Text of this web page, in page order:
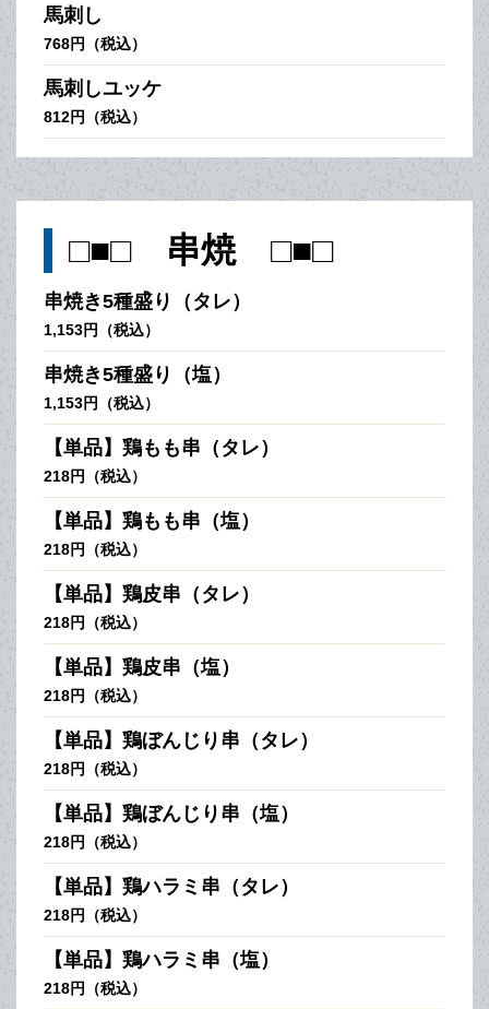
馬刺し
768円（税込）
馬刺しユッケ
812円（税込）
□■□ 串焼 □■□
串焼き5種盛り（タレ）
1,153円（税込）
串焼き5種盛り（塩）
1,153円（税込）
【単品】鶏もも串（タレ）
218円（税込）
【単品】鶏もも串（塩）
218円（税込）
【単品】鶏皮串（タレ）
218円（税込）
【単品】鶏皮串（塩）
218円（税込）
【単品】鶏ぼんじり串（タレ）
218円（税込）
【単品】鶏ぼんじり串（塩）
218円（税込）
【単品】鶏ハラミ串（タレ）
218円（税込）
【単品】鶏ハラミ串（塩）
218円（税込）